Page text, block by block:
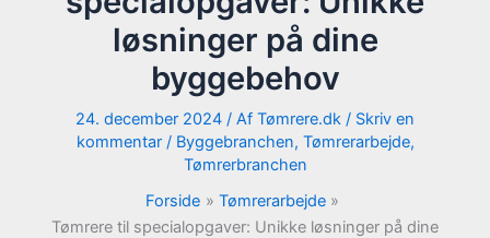
løsninger på dine
byggebehov
24. december 2024 / Af Tømrere.dk / Skriv en
kommentar / Byggebranchen, Tømrerarbejde,
Tømrerbranchen
Forside
Tømrerarbejde
Tømrere til specialopgaver: Unikke løsninger på dine